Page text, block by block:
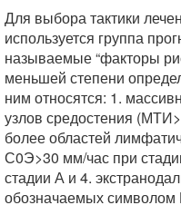
Для выбора тактики
используется группа
называемые “факторы
меньшей степени
ним относятся: 1.
узлов средостения
более областей
С0Э>30 мм/час при
стадии А и 4.
обозначаемых символом